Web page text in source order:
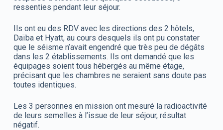
ressenties pendant leur séjour.
Ils ont eu des RDV avec les directions des 2 hôtels,
Daïba et Hyatt, au cours desquels ils ont pu constater
que le séisme n’avait engendré que très peu de dégâts
dans les 2 établissements. Ils ont demandé que les
équipages soient tous hébergés au même étage,
précisant que les chambres ne seraient sans doute pas
toutes identiques.
Les 3 personnes en mission ont mesuré la radioactivité
de leurs semelles à l’issue de leur séjour, résultat
négatif.